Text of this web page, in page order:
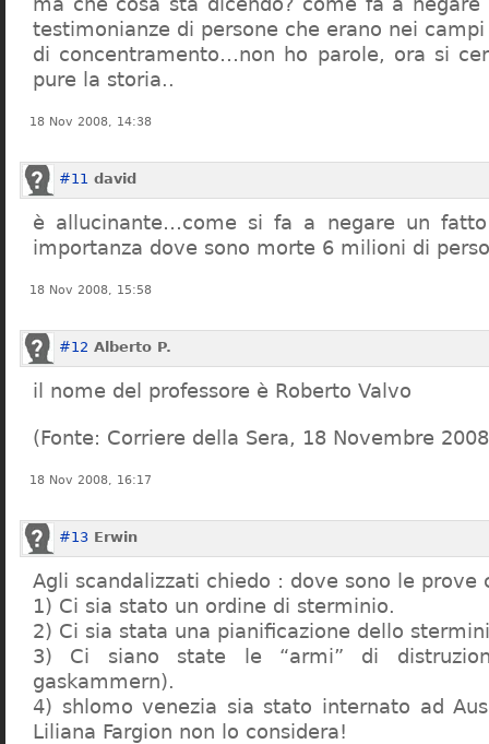
testimonianze di persone che erano nei campi
di concentramento…non ho parole, ora si
pure la storia..
18 Nov 2008, 14:38
#11 david
è allucinante…come si fa a negare un
importanza dove sono morte 6 milioni di
18 Nov 2008, 15:58
#12 Alberto P.
il nome del professore è Roberto Valvo
(Fonte: Corriere della Sera, 18 Novembre
18 Nov 2008, 16:17
#13 Erwin
Agli scandalizzati chiedo : dove sono le prove
1) Ci sia stato un ordine di sterminio.
2) Ci sia stata una pianificazione dello
3) Ci siano state le “armi” di
gaskammern).
4) shlomo venezia sia stato internato ad
Liliana Fargion non lo considera!